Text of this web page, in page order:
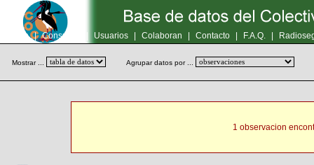
Inicio | Consultas Usuarios Colaboran Contacto F.A.Q.
Mostrar ... Agrupar datos por ...
1 observacion